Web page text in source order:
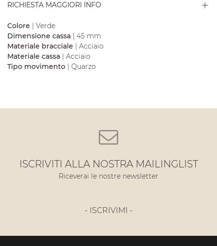
RICHIESTA MAGGIORI INFO
Colore | Verde
Dimensione cassa | 45 mm
Materiale bracciale | Acciaio
Materiale cassa | Acciaio
Tipo movimento | Quarzo
ISCRIVITI ALLA NOSTRA MAILINGLIST
Riceverai le nostre newsletter
- ISCRIVIMI -